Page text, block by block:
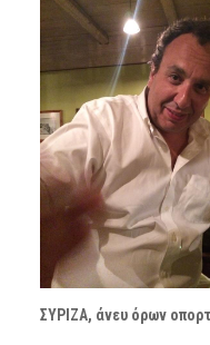
ΣΥΡΙΖΑ, άνευ όρων